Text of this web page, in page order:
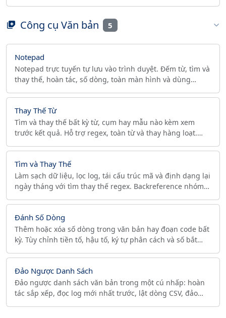
Công cụ Văn bản 5
Notepad
Notepad trực tuyến tự lưu vào trình duyệt. Đếm từ, tìm và
thay thế, hoàn tác, số dòng, toàn màn hình và dùng
Thay Thế Từ
Tìm và thay thế bất kỳ từ, cụm hay mẫu nào kèm xem
trước kết quả. Hỗ trợ regex, toàn từ và thay hàng loạt.
Tìm và Thay Thế
Làm sạch dữ liệu, lọc log, tái cấu trúc mã và định dạng lại
ngày tháng với tìm thay thế regex. Backreference nhóm
Đánh Số Dòng
Thêm hoặc xóa số dòng trong văn bản hay đoạn code bất
kỳ. Tùy chỉnh tiền tố, hậu tố, ký tự phân cách và số bắt
Đảo Ngược Danh Sách
Đảo ngược danh sách văn bản trong một cú nhấp: hoàn
tác sắp xếp, đọc log mới nhất trước, lật dòng CSV, đảo